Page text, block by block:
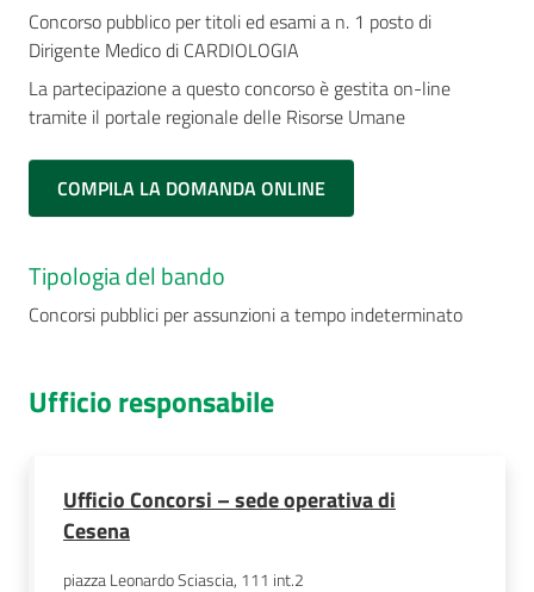
Concorso pubblico per titoli ed esami a n. 1 posto di
Dirigente Medico di CARDIOLOGIA
La partecipazione a questo concorso è gestita on-line
tramite il portale regionale delle Risorse Umane
COMPILA LA DOMANDA ONLINE
Tipologia del bando
Concorsi pubblici per assunzioni a tempo indeterminato
Ufficio responsabile
Ufficio Concorsi – sede operativa di
Cesena
piazza Leonardo Sciascia, 111 int.2